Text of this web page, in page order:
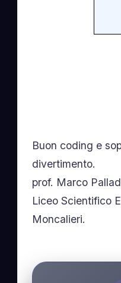
Buon coding e
divertimento.
prof. Marco
Liceo Scientifico
Moncalieri.